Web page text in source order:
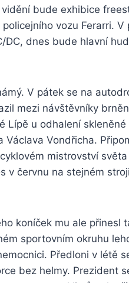
bude exhibice
vozu Ferarri. V
DC, dnes bude hlavní
V pátek se na
mezi návštěvníky
Lípě u odhalení
Vondřicha.
mistrovství světa
v červnu na stejném
koníček mu ale přinesl
sportovním okruhu
Předloni v létě
bez helmy. Prezident